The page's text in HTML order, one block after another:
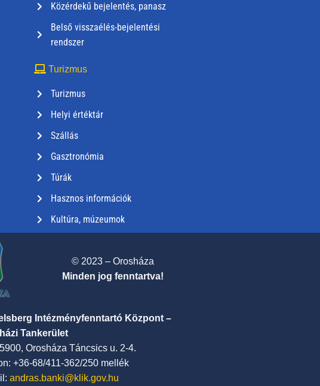
Közérdekű bejelentés, panasz
Belső visszaélés-bejelentési
rendszer
Turizmus
Turizmus
Helyi értéktár
Szállás
Gasztronómia
Túrák
Hasznos információk
Kultúra, múzeumok
© 2023 – Orosháza
Minden jog fenntartva!
Intézményfenntartó Központ –
Tankerület
Orosháza Táncsics u. 2-4.
+36-68/411-362/250 mellék
andras.banki@klik.gov.hu